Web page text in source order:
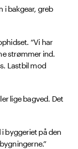
i bakgear, greb
“Vi har
strømmer ind.
Lastbil mod
lige bagved. Det
byggeriet på den